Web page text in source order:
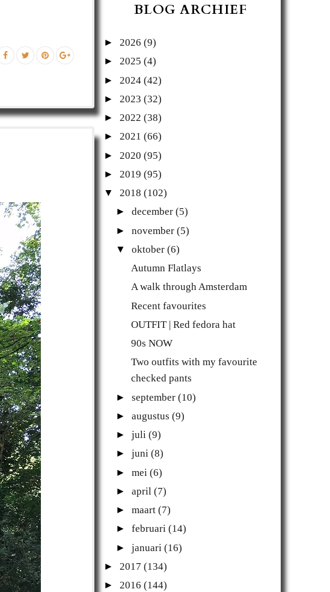
BLOG ARCHIEF
► 2026 (9)
► 2025 (4)
► 2024 (42)
► 2023 (32)
► 2022 (38)
► 2021 (66)
► 2020 (95)
► 2019 (95)
▼
2018 (102)
►december (5)
►november (5)
▼
oktober (6)
Autumn Flatlays
A walk through Amsterdam
Recent favourites
OUTFIT | Red fedora hat
90s NOW
Two outfits with my favourite
checked pants
►september (10)
►augustus (9)
►juli (9)
►juni (8)
►mei (6)
►april (7)
►maart (7)
►februari (14)
►januari (16)
► 2017 (134)
► 2016 (144)